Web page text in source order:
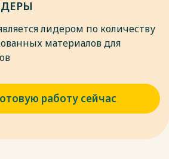
лидером по количеству
материалов для
работу сейчас